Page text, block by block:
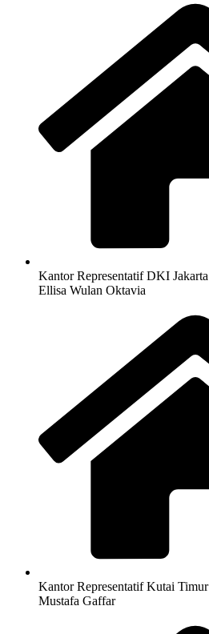
Kantor Representatif DKI Jakarta
Ellisa Wulan Oktavia
Kantor Representatif Kutai Timur
Mustafa Gaffar